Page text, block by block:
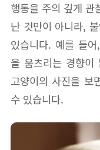
행동을 주의 깊게 관
난 것만이 아니라,
있습니다. 예를 들
을 움츠리는 경향
고양이의 사진을 보
수 있습니다.